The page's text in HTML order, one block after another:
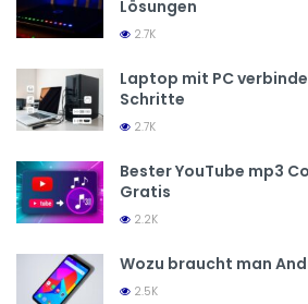
Lösungen
2.7K
Laptop mit PC
Schritte
2.7K
Bester YouTube mp3
Gratis
2.2K
Wozu braucht man
2.5K